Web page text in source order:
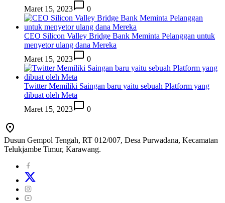
Maret 15, 2023
0
CEO Silicon Valley Bridge Bank Meminta Pelanggan untuk
menyetor ulang dana Mereka
Maret 15, 2023
0
Twitter Memiliki Saingan baru yaitu sebuah Platform yang
dibuat oleh Meta
Maret 15, 2023
0
Dusun Gempol Tengah, RT 012/007, Desa Purwadana, Kecamatan
Telukjambe Timur, Karawang.